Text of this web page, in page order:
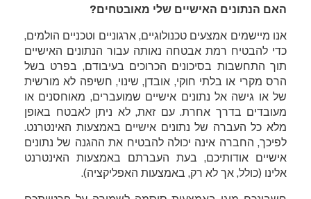
האם הנתונים האישיים שלי מאובטחים?
אנו מיישמים אמצעים טכנולוגיים, ארגוניים וטכניים הולמים,
כדי להבטיח רמת אבטחה נאותה עבור הנתונים האישיים
תוך התחשבות בסיכונים הכרוכים בעיבודם, בפרט בשל
הרס מקרי או בלתי חוקי, אובדן, שינוי, חשיפה לא מורשית
של או גישה אל נתונים אישיים שמועברים, מאוחסנים או
מעובדים בדרך אחרת. עם זאת, לא ניתן לאבטח באופן
מלא כל העברה של נתונים אישיים באמצעות האינטרנט.
לפיכך, החברה אינה יכולה להבטיח את ההגנה של נתונים
אישיים אודותיכם, בעת העברתם באמצעות האינטרנט
אלינו (כולל, אך לא רק, באמצעות האפליקציה).